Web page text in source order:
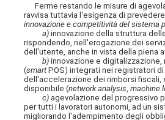
Ferme restando le misure di
ravvisa tuttavia l'esigenza di
innovazione e competitività del sistema
a) innovazione della struttura
rispondendo, nell'erogazione dei
dell'utente, anche in vista della piena
b) innovazione e
(smartPOS) integrati nei registratori
dell'accelerazione dei rimborsi fiscali,
disponibile (network analysis ,machine
c) agevolazione del progressivo
per tutti i lavoratori autonomi, ad un
migliorando l'adempimento degli